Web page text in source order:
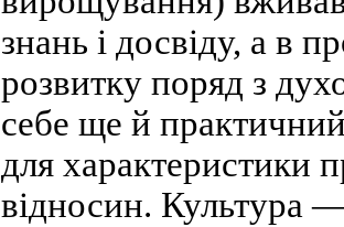
знань і досвіду, а в
розвитку поряд з
себе ще й
для характеристики
відносин. Культура